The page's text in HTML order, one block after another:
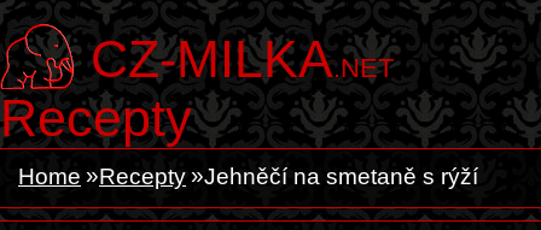
CZ-MILKA.NET
Recepty
Home Recepty Jehněčí na smetaně s rýží